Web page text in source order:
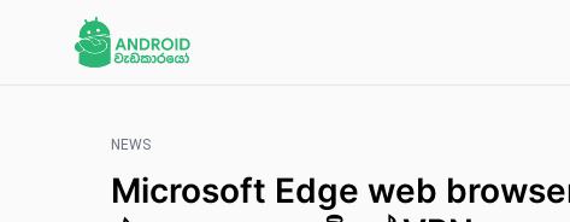
NEWS
Microsoft Edge web